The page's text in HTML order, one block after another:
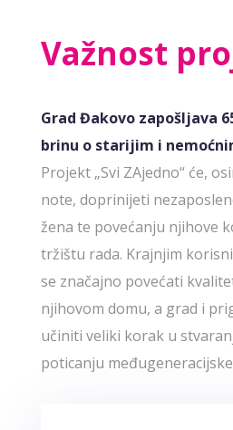
Važnost
Grad Đakovo zapošljava
brinu o starijim i
Projekt „Svi ZAjedno“ će,
note, doprinijeti
žena te povećanju njihove
tržištu rada. Krajnjim
se značajno povećati
njihovom domu, a grad i
učiniti veliki korak u
poticanju